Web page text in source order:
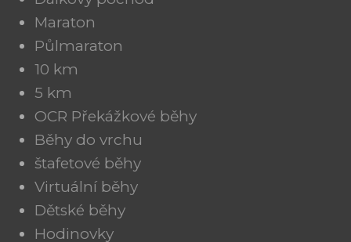
Maraton
Půlmaraton
10 km
5 km
OCR Překážkové běhy
Běhy do vrchu
štafetové běhy
Virtuální běhy
Dětské běhy
Hodinovky